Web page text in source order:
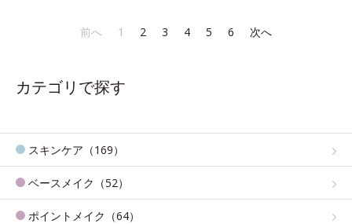
前へ 1 2 3 4 5 6 次へ
カテゴリで探す
スキンケア（169）
ベースメイク（52）
ポイントメイク（64）